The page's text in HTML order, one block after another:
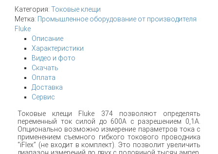
Категория: Токовые клещи
Метка: Промышленное оборудование от производителя
Fluke
Описание
Характеристики
Видео и фото
Скачать
Оплата
Доставка
Сервис
Токовые клещи Fluke 374 позволяют определять
переменный ток силой до 600A с разрешением 0,1А.
Опционально возможно измерение параметров тока с
применением съемного гибкого токового проводника
“iFlex” (не входит в комплект). Это позволит увеличить
диапазон измерений до двух с половиной тысяч ампер.